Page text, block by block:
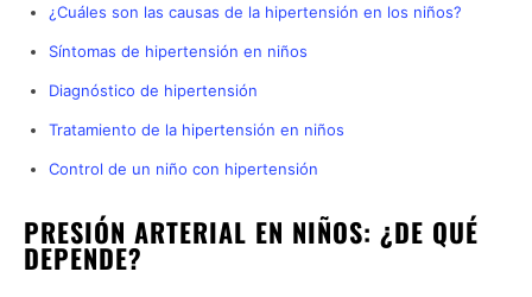
¿Cuáles son las causas de la hipertensión en los niños?
Síntomas de hipertensión en niños
Diagnóstico de hipertensión
Tratamiento de la hipertensión en niños
Control de un niño con hipertensión
PRESIÓN ARTERIAL EN NIÑOS: ¿DE QUÉ
DEPENDE?